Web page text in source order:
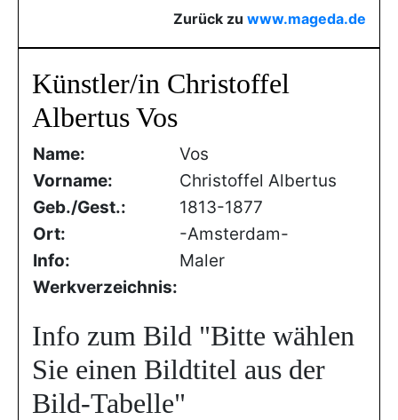
Zurück zu www.mageda.de
Künstler/in Christoffel
Albertus Vos
Name:
Vos
Vorname:
Christoffel Albertus
Geb./Gest.:
1813-1877
Ort:
-Amsterdam-
Info:
Maler
Werkverzeichnis:
Info zum Bild "Bitte wählen
Sie einen Bildtitel aus der
Bild-Tabelle"